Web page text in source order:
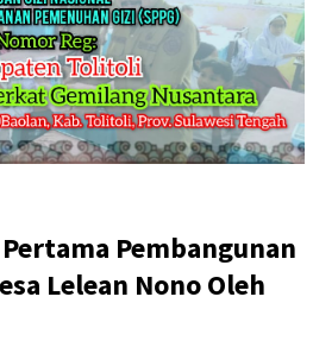
Pembangunan
Lelean Nono Oleh